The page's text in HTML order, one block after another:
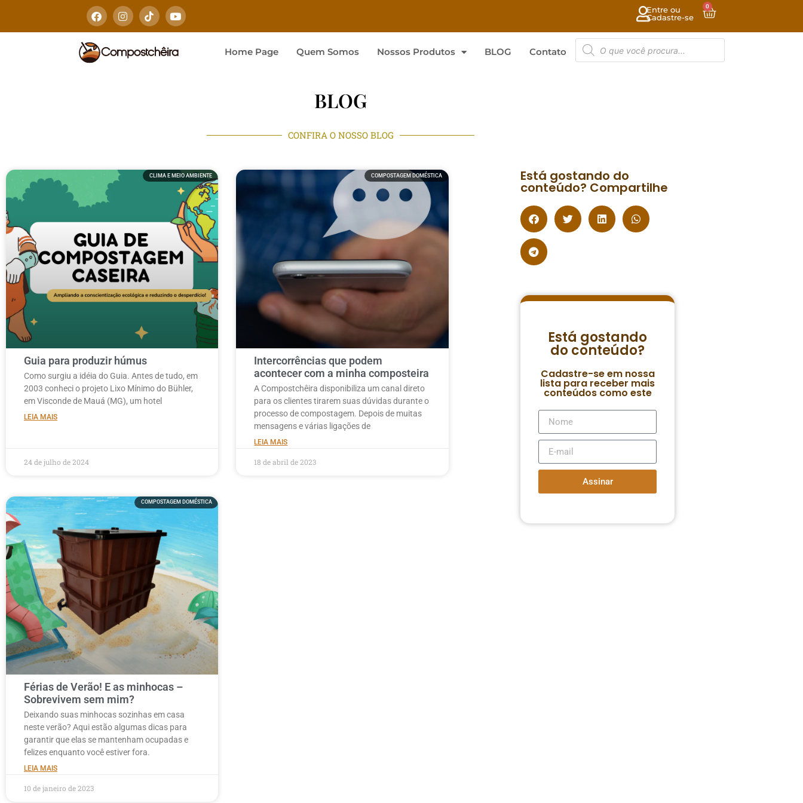
Entre ou
Cadastre-se
0
Home Page Quem Somos Nossos Produtos BLOG Contato
BLOG
CONFIRA O NOSSO BLOG
CLIMA E MEIO AMBIENTE
Guia para produzir húmus
Como surgiu a idéia do Guia. Antes de tudo, em
2003 conheci o projeto Lixo Mínimo do Bühler,
em Visconde de Mauá (MG), um hotel
LEIA MAIS
24 de julho de 2024
COMPOSTAGEM DOMÉSTICA
Intercorrências que podem
acontecer com a minha composteira
A Compostchêira disponibiliza um canal direto
para os clientes tirarem suas dúvidas durante o
processo de compostagem. Depois de muitas
mensagens e várias ligações de
LEIA MAIS
18 de abril de 2023
COMPOSTAGEM DOMÉSTICA
Férias de Verão! E as minhocas –
Sobrevivem sem mim?
Deixando suas minhocas sozinhas em casa
neste verão? Aqui estão algumas dicas para
garantir que elas se mantenham ocupadas e
felizes enquanto você estiver fora.
LEIA MAIS
10 de janeiro de 2023
Está gostando do
conteúdo? Compartilhe
Está gostando
do conteúdo?
Cadastre-se em nossa
lista para receber mais
conteúdos como este
Assinar